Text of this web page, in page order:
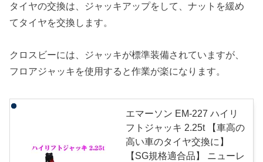
タイヤの交換は、ジャッキアップをして、ナットを緩め
てタイヤを交換します。
クロスビーには、ジャッキが標準装備されていますが、
フロアジャッキを使用すると作業が楽になります。
エマーソン EM-227 ハイリ
フトジャッキ 2.25t 【車高の
高い車のタイヤ交換に】
【SG規格適合品】 ニューレ